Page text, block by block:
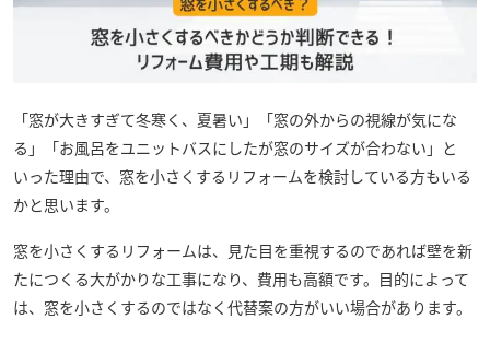
「窓が大きすぎて冬寒く、夏暑い」「窓の外からの視線が気にな
る」「お風呂をユニットバスにしたが窓のサイズが合わない」と
いった理由で、窓を小さくするリフォームを検討している方もいる
かと思います。
窓を小さくするリフォームは、見た目を重視するのであれば壁を新
たにつくる大がかりな工事になり、費用も高額です。目的によって
は、窓を小さくするのではなく代替案の方がいい場合があります。